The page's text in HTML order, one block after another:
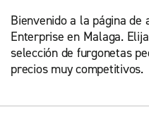
Bienvenido a la página de
Enterprise en Malaga.
selección de furgonetas
precios muy competitivos.